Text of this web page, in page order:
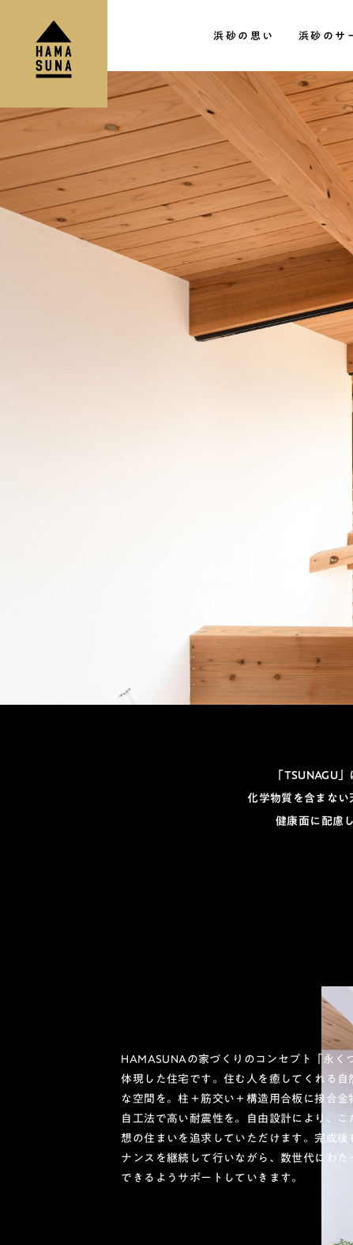
浜砂の思い 浜砂のサ
「TSUNAGU
化学物質を含まな
健康面に配慮
HAMASUNAの家づくりのコンセプト「永く
体現した住宅です。住む人を癒してくれる自
な空間を。柱＋筋交い＋構造用合板に接合金
自工法で高い耐震性を。自由設計により、こ
想の住まいを追求していただけます。完成後
ナンスを継続して行いながら、数世代にわた
できるようサポートしていきます。